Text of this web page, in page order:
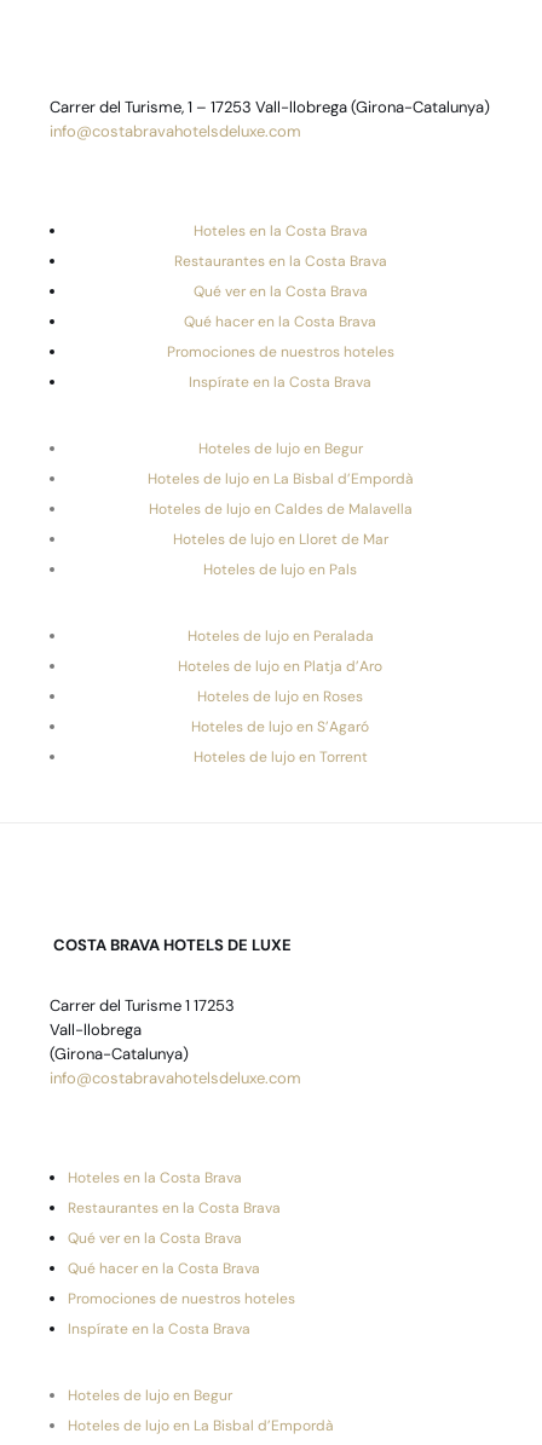
Carrer del Turisme, 1 – 17253 Vall-llobrega (Girona-Catalunya)
info@costabravahotelsdeluxe.com
Hoteles en la Costa Brava
Restaurantes en la Costa Brava
Qué ver en la Costa Brava
Qué hacer en la Costa Brava
Promociones de nuestros hoteles
Inspírate en la Costa Brava
Hoteles de lujo en Begur
Hoteles de lujo en La Bisbal d’Empordà
Hoteles de lujo en Caldes de Malavella
Hoteles de lujo en Lloret de Mar
Hoteles de lujo en Pals
Hoteles de lujo en Peralada
Hoteles de lujo en Platja d’Aro
Hoteles de lujo en Roses
Hoteles de lujo en S’Agaró
Hoteles de lujo en Torrent
COSTA BRAVA HOTELS DE LUXE
Carrer del Turisme 1 17253
Vall-llobrega
(Girona-Catalunya)
info@costabravahotelsdeluxe.com
Hoteles en la Costa Brava
Restaurantes en la Costa Brava
Qué ver en la Costa Brava
Qué hacer en la Costa Brava
Promociones de nuestros hoteles
Inspírate en la Costa Brava
Hoteles de lujo en Begur
Hoteles de lujo en La Bisbal d’Empordà